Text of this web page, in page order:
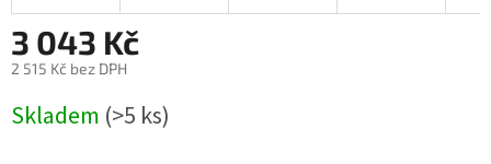
3 043 Kč
2 515 Kč bez DPH
cena:
Skladem (>5 ks)